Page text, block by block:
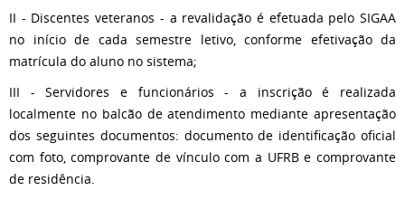
II - Discentes veteranos - a revalidação é efetuada pelo SIGAA
no início de cada semestre letivo, conforme efetivação da
matrícula do aluno no sistema;
III - Servidores e funcionários - a inscrição é realizada
localmente no balcão de atendimento mediante apresentação
dos seguintes documentos: documento de identificação oficial
com foto, comprovante de vínculo com a UFRB e comprovante
de residência.